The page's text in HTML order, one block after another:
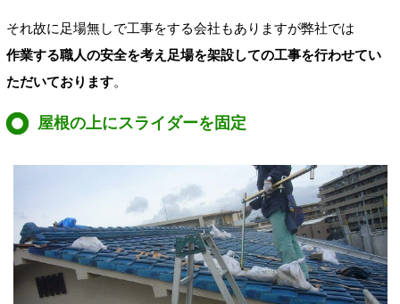
それ故に足場無しで工事をする会社もありますが弊社では
作業する職人の安全を考え足場を架設しての工事を行わせてい
ただいております。
屋根の上にスライダーを固定